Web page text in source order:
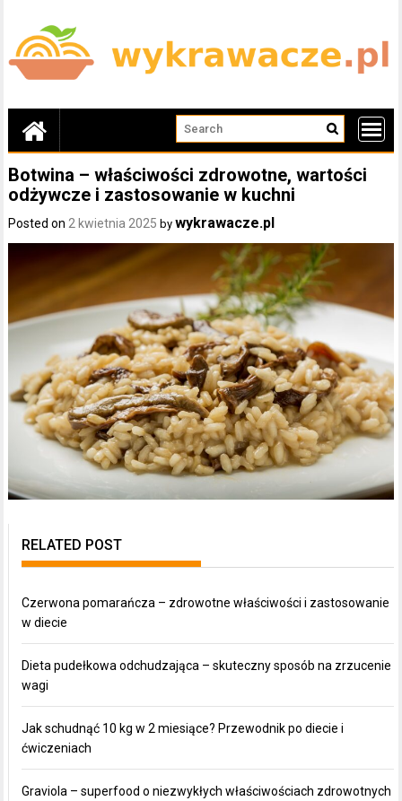
content
Botwina – właściwości zdrowotne, wartości
odżywcze i zastosowanie w kuchni
Posted on 2 kwietnia 2025 bywykrawacze.pl
RELATED POST
Czerwona pomarańcza – zdrowotne właściwości i zastosowanie
w diecie
Dieta pudełkowa odchudzająca – skuteczny sposób na zrzucenie
wagi
Jak schudnąć 10 kg w 2 miesiące? Przewodnik po diecie i
ćwiczeniach
Graviola – superfood o niezwykłych właściwościach zdrowotnych